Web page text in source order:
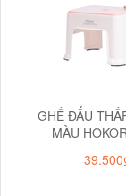
GHẾ ĐẨU
MÀU